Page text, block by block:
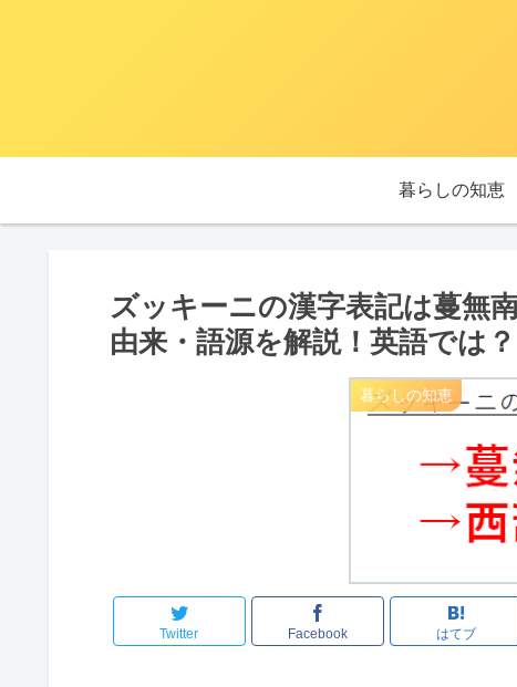
暮らしの知恵
ズッキーニの漢字表記は蔓無
由来・語源を解説！英語では？
暮らしの知恵
Twitter Facebook はてブ